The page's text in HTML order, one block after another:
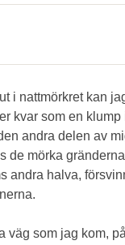
i nattmörkret kan
kvar som en
andra delen av
de mörka
andra halva,
väg som jag kom,